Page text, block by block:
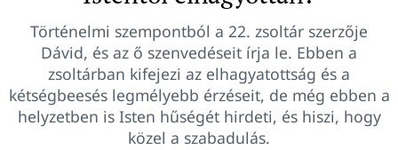
Történelmi szempontból a 22. zsoltár szerzője
Dávid, és az ő szenvedéseit írja le. Ebben a
zsoltárban kifejezi az elhagyatottság és a
kétségbeesés legmélyebb érzéseit, de még ebben a
helyzetben is Isten hűségét hirdeti, és hiszi, hogy
közel a szabadulás.